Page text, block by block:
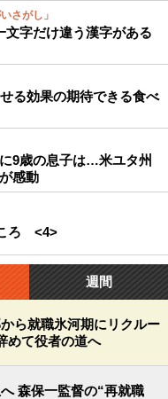
さがし」
字だけ違う漢字がある
る効果の期待できる食べ
9歳の息子は…米ユタ州
感動
ろ <4>
週間
ら就職氷河期にリクルー
めて役者の道へ
森保一監督の“再就職